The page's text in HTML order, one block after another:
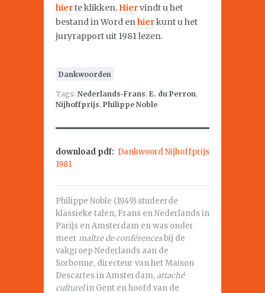
hierte klikken. Hiervindt u het
bestand in Word enhierkunt u het
juryrapport uit 1981 lezen.
Dankwoorden
Tags: Nederlands-Frans, E. du Perron,
Nijhoffprijs, Philippe Noble
download pdf: Dankwoord Nijhoffprijs
1981
Philippe Noble (1949) studeerde
klassieke talen, Frans en Nederlands in
Parijs en Amsterdam en was onder
meer maître de conférencesbij de
vakgroep Nederlands aan de
Sorbonne, directeur van het Maison
Descartes in Amsterdam,attaché
culturelin Gent en hoofd van de